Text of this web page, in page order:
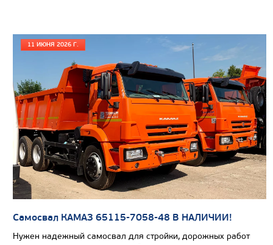
11 ИЮНЯ 2026 Г.
Самосвал КАМАЗ 65115-7058-48 В НАЛИЧИИ!
Нужен надежный самосвал для стройки, дорожных работ